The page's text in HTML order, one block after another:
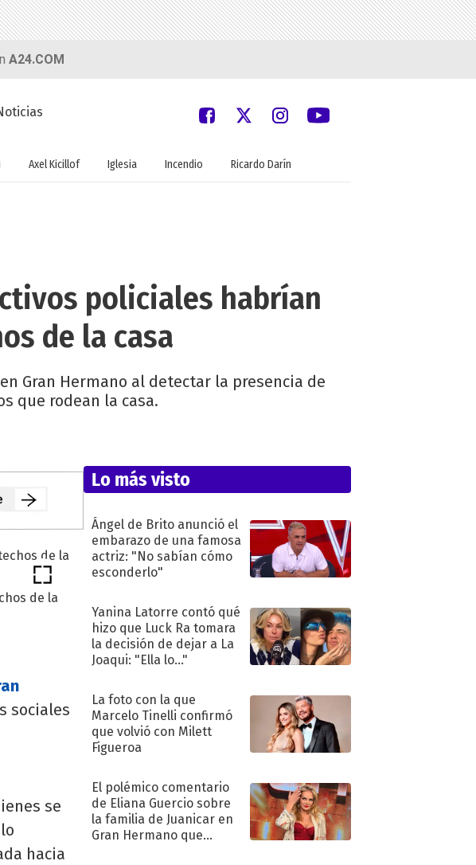
A24.COM
Axel Kicillof Iglesia Incendio Ricardo Darín
policiales habrían
de la casa
Gran Hermano al detectar la presencia de
que rodean la casa.
de la
sociales
se
hacia
Lo más visto
Ángel de Brito anunció el
embarazo de una famosa
actriz: "No sabían cómo
esconderlo"
Yanina Latorre contó qué
hizo que Luck Ra tomara
la decisión de dejar a La
Joaqui: "Ella lo..."
La foto con la que
Marcelo Tinelli confirmó
que volvió con Milett
Figueroa
El polémico comentario
de Eliana Guercio sobre
la familia de Juanicar en
Gran Hermano que